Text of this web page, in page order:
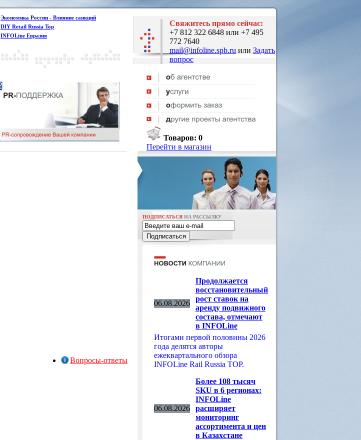
Экономика России - Влияние санкций
DIY Retail Russia Top
INFOLine Евразия
Свяжитесь прямо сейчас:
+7 812 322 6848 или +7 495
772 7640
mail@infoline.spb.ru или Задать
вопрос
Товаров: 0
Перейти в магазин
Вопросы-ответы
ПОДПИСАТЬСЯ НА РАССЫЛКУ
06.08.2026
Продолжается
восстановительный
рост ставок на
аренду подвижного
состава, отмечают
в INFOLine
Итогами первой половины 2026
года делятся авторы
ежеквартального обзора
INFOLine Rail Russia TOP.
06.08.2026
Более 108 тысяч
SKU в 6 регионах:
INFOLine
расширяет
мониторинг
ассортимента и цен
в Казахстане